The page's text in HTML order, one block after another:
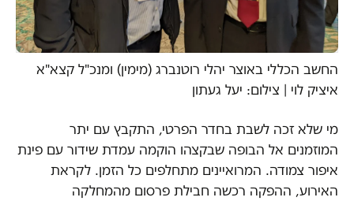
החשב הכללי באוצר יהלי רוטנברג (מימין) ומנכ"ל קצא"א
איציק לוי | צילום: יעל געתון
מי שלא זכה לשבת בחדר הפרטי, התקבץ עם יתר
המוזמנים אל הבופה שבקצהו הוקמה עמדת שידור עם פינת
איפור צמודה. המרואיינים מתחלפים כל הזמן. לקראת
האירוע, ההפקה רכשה חבילת פרסום מהמחלקה